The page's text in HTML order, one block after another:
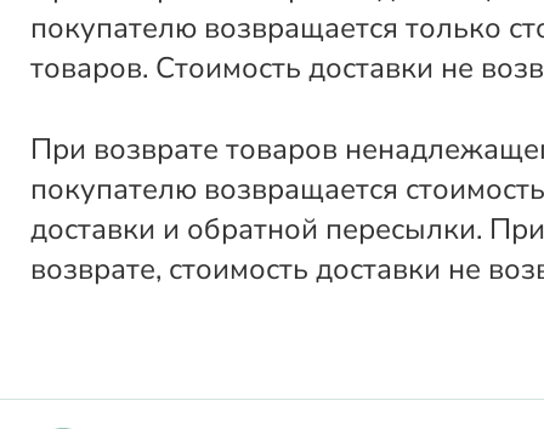
покупателю возвращается только
товаров. Стоимость доставки не
При возврате товаров
покупателю возвращается
доставки и обратной пересылки.
возврате, стоимость доставки не